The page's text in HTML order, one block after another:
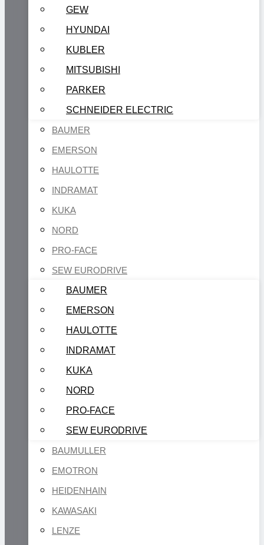
GEW
HYUNDAI
KUBLER
MITSUBISHI
PARKER
SCHNEIDER ELECTRIC
BAUMER
EMERSON
HAULOTTE
INDRAMAT
KUKA
NORD
PRO-FACE
SEW EURODRIVE
BAUMER
EMERSON
HAULOTTE
INDRAMAT
KUKA
NORD
PRO-FACE
SEW EURODRIVE
BAUMULLER
EMOTRON
HEIDENHAIN
KAWASAKI
LENZE